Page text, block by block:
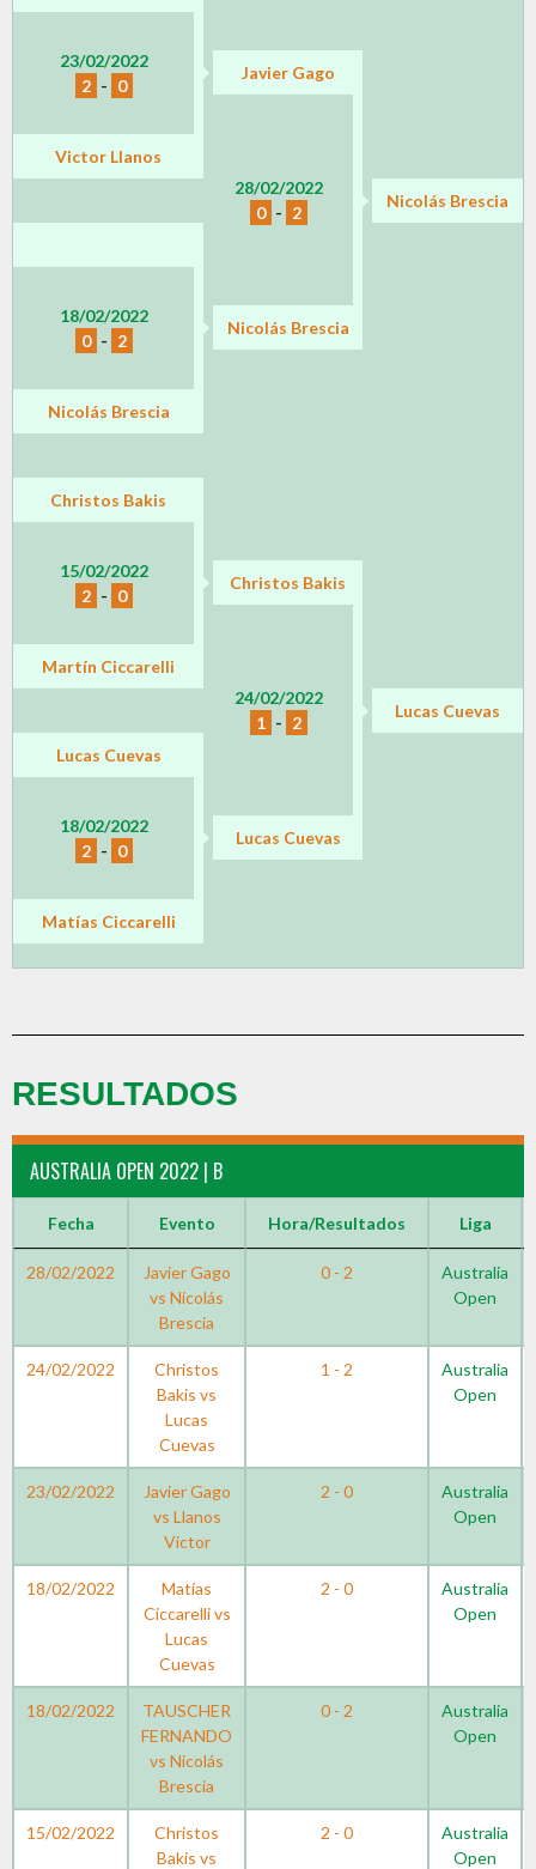
23/02/2022
2 - 0
Javier Gago
28/02/2022
0 - 2
Victor Llanos
Nicolás Brescia
18/02/2022
0 - 2
Nicolás Brescia
Nicolás Brescia
Christos Bakis
15/02/2022
2 - 0
Christos Bakis
24/02/2022
1 - 2
Martín Ciccarelli
Lucas Cuevas
Lucas Cuevas
18/02/2022
2 - 0
Lucas Cuevas
Matías Ciccarelli
RESULTADOS
AUSTRALIA OPEN 2022 | B
Fecha Evento Hora/Resultados Liga
28/02/2022
Javier Gago
vs Nicolás
Brescia
0 - 2
Australia
Open
24/02/2022
Christos
Bakis vs
Lucas
Cuevas
1 - 2
Australia
Open
23/02/2022
Javier Gago
vs Llanos
Victor
2 - 0
Australia
Open
18/02/2022
Matías
Ciccarelli vs
Lucas
Cuevas
2 - 0
Australia
Open
18/02/2022
TAUSCHER
FERNANDO
vs Nicolás
Brescia
0 - 2
Australia
Open
15/02/2022
Christos
Bakis vs
2 - 0
Australia
Open